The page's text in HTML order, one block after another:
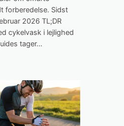
forberedelse. Sidst
2026 TL;DR
cykelvask i lejlighed
tager…